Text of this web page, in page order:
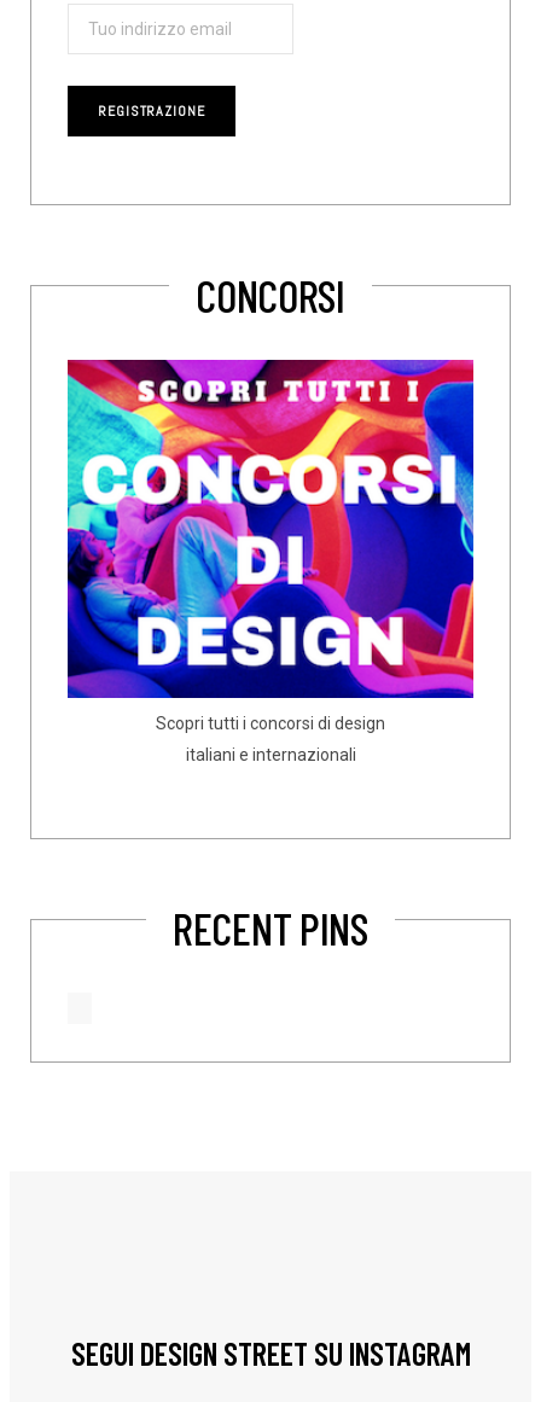
CONCORSI
Scopri tutti i concorsi di design
italiani e internazionali
RECENT PINS
SEGUI DESIGN STREET SU INSTAGRAM